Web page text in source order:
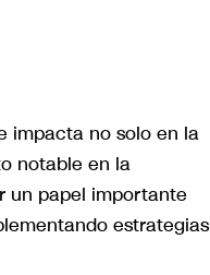
impacta no solo en la
notable en la
un papel importante
estrategias